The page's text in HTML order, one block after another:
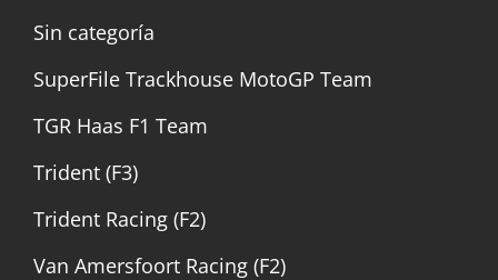
Sin categoría
SuperFile Trackhouse MotoGP Team
TGR Haas F1 Team
Trident (F3)
Trident Racing (F2)
Van Amersfoort Racing (F2)